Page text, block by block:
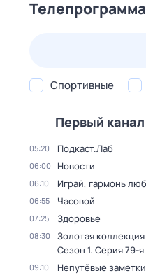
Спортивные
Первый канал
05:20 Подкаст.Лаб
06:00 Новости
06:10 Играй, гармонь
06:55 Часовой
07:25 Здоровье
08:30 Золотая
Сезон 1. Серия 79-я
09:10 Непутёвые заметки